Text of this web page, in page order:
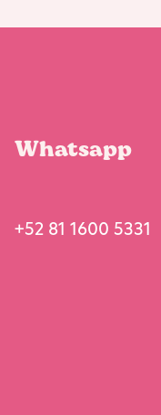
Whatsapp
+52 81 1600 5331